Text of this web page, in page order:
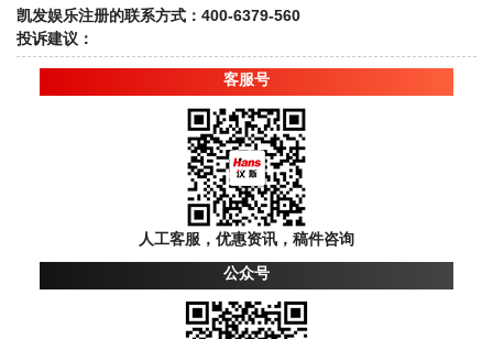
凯发娱乐注册的联系方式：400-6379-560
投诉建议：
客服号
人工客服，优惠资讯，稿件咨询
公众号